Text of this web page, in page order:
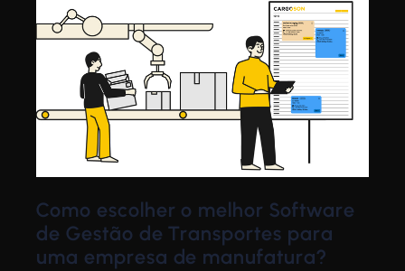
Como escolher o melhor Software
de Gestão de Transportes para
uma empresa de manufatura?